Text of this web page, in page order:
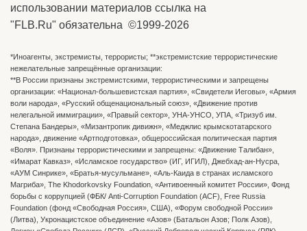
использовании материалов ссылка на
"FLB.Ru" обязательна ©1999-2026
*Иноагенты, экстремисты, террористы; **экстремистские террористические
нежелательные запрещённые организации:
**В России признаны экстремистскими, террористическими и запрещены
организации: «Национал-большевистская партия», «Свидетели Иеговы», «Армия
воли народа», «Русский общенациональный союз», «Движение против
нелегальной иммиграции», «Правый сектор», УНА-УНСО, УПА, «Тризуб им.
Степана Бандеры», «Мизантропик дивижн», «Меджлис крымскотатарского
народа», движение «Артподготовка», общероссийская политическая партия
«Воля». Признаны террористическими и запрещены: «Движение Талибан»,
«Имарат Кавказ», «Исламское государство» (ИГ, ИГИЛ), Джебхад-ан-Нусра,
«АУМ Синрике», «Братья-мусульмане», «Аль-Каида в странах исламского
Магриба», The Khodorkovsky Foundation, «Антивоенный комитет России», Фонд
борьбы с коррупцией (ФБК/ Anti-Corruption Foundation (ACF), Free Russia
Foundation (фонд «Свободная Россия», США), «Форум свободной России»
(Литва), Укронацистское объединение «Aзов» (Батальон Азов; Полк Азов),